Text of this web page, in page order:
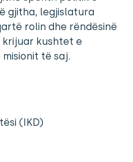
gjitha, legjislatura
rolin dhe rëndësinë
krijuar kushtet e
të saj.
(IKD)